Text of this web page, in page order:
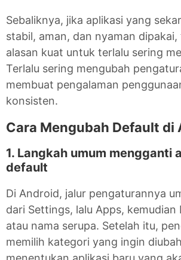
Sebaliknya, jika aplikasi yang
stabil, aman, dan nyaman dipakai,
alasan kuat untuk terlalu sering
Terlalu sering mengubah
membuat pengalaman
konsisten.
Cara Mengubah Default di
1. Langkah umum mengganti
default
Di Android, jalur pengaturannya
dari Settings, lalu Apps, kemudian
atau nama serupa. Setelah itu,
memilih kategori yang ingin